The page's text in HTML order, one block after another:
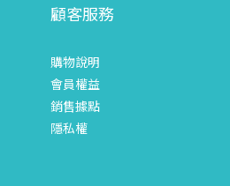
顧客服務
購物說明
會員權益
銷售據點
隱私權